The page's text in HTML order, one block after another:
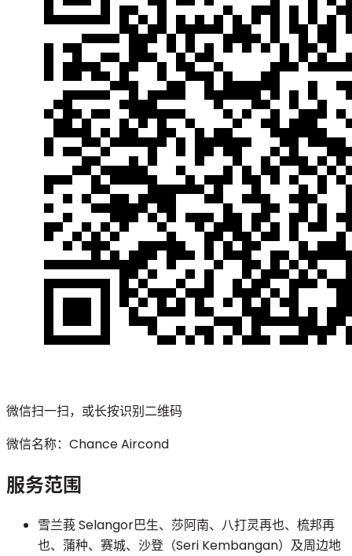
微信扫一扫，或长按识别二维码
微信名称： Chance Aircond
服务范围
雪兰莪 Selangor巴生、莎阿南、八打灵再也、梳邦再
也、蒲种、赛城、沙登（Seri Kembangan）及周边地